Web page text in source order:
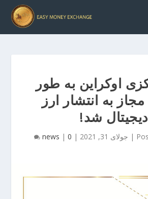
اوکراین به طور
به انتشار ارز
دیجیتال شد!
| جولای 31, 2021 |
news | 0